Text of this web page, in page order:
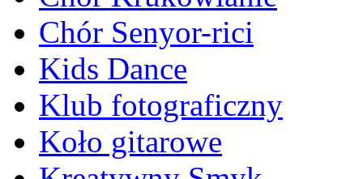
Chór Senyor-rici
Kids Dance
Klub fotograficzny
Koło gitarowe